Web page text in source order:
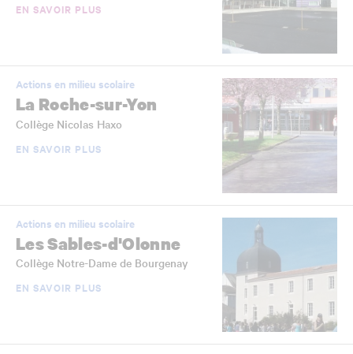
EN SAVOIR PLUS
Actions en milieu scolaire
La Roche-sur-Yon
Collège Nicolas Haxo
EN SAVOIR PLUS
Actions en milieu scolaire
Les Sables-d'Olonne
Collège Notre-Dame de Bourgenay
EN SAVOIR PLUS